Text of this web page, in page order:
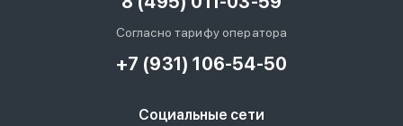
Согласно тарифу оператора
+7 (931) 106-54-50
Социальные сети